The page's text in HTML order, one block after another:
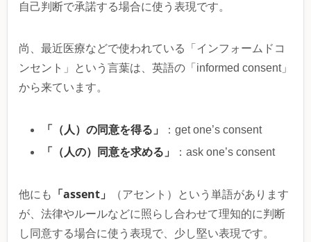
自己判断で承諾する場合に使う表現です。
尚、最近医療などで使われている「インフォームドコ
ンセント」という言葉は、英語の「informed consent」
から来ています。
「（人）の同意を得る」 ：get one’s consent
「（人の）同意を求める」 ：ask one’s consent
他にも 「assent」
（アセント）という単語があります
が、法律やルールなどに照らし合わせて理知的に判断
し同意する場合に使う表現で、少し堅い表現です。